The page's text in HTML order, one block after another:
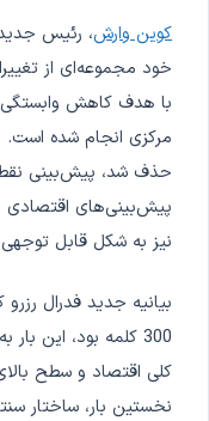
کوین وارش، رئیس
خود مجموعه‌ای از
با هدف کاهش وابستگی
مرکزی انجام شده است.
حذف شد، پیش‌بینی
نیز به شکل قابل
بیانیه جدید فدرال
کلی اقتصاد و سطح
نخستین بار، ساختار